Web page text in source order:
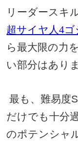
リーダースキ
超サイヤ人4ゴ
ら最大限の力
い部分はあり
最も、難易度
だけでも十分
のポテンシャ